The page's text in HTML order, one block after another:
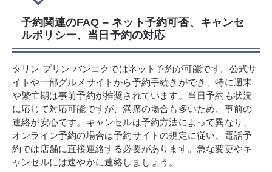
予約関連のFAQ – ネット予約可否、キャンセ
ルポリシー、当日予約の対応
タリン プリン バンコクではネット予約が可能です。公式サ
イトや一部グルメサイトから予約手続きができ、特に週末
や繁忙期は事前予約が推奨されています。当日予約も状況
に応じて対応可能ですが、満席の場合も多いため、事前の
連絡が安心です。キャンセルは予約方法によって異なり、
オンライン予約の場合は予約サイトの規定に従い、電話予
約では店舗に直接連絡する必要があります。急な変更やキ
ャンセルには速やかに連絡しましょう。